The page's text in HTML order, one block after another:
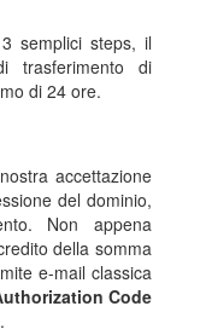
semplici steps, il
trasferimento di
di 24 ore.
accettazione
del dominio,
Non appena
della somma
e-mail classica
Code